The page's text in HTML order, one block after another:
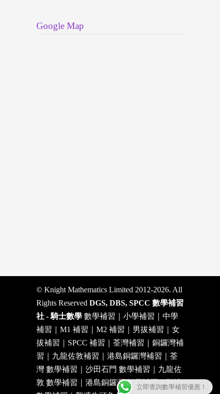
Google Map
© Knight Mathematics Limited 2012-2026. All
Rights Reserved DGS, DBS, SPCC 數學補習
社 - 騎士數學 數學補習｜小學補習｜中學
補習｜M1 補習｜M2 補習｜男拔補習｜女
拔補習｜SPCC 補習｜荃灣補習｜銅鑼灣補
習｜九龍佐敦補習｜港島銅鑼灣補習｜荃
灣 數學補習｜沙田石門 數學補習｜九龍佐
敦 數學補習｜港島銅鑼灣 數學補習｜觀塘
立即查詢數學補習優惠！